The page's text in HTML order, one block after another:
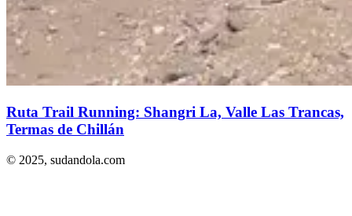
Ruta Trail Running: Shangri La, Valle Las Trancas,
Termas de Chillán
© 2025, sudandola.com